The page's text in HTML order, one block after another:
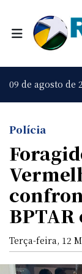
09 de agosto de
Polícia
BPTAR
Terça-feira, 12